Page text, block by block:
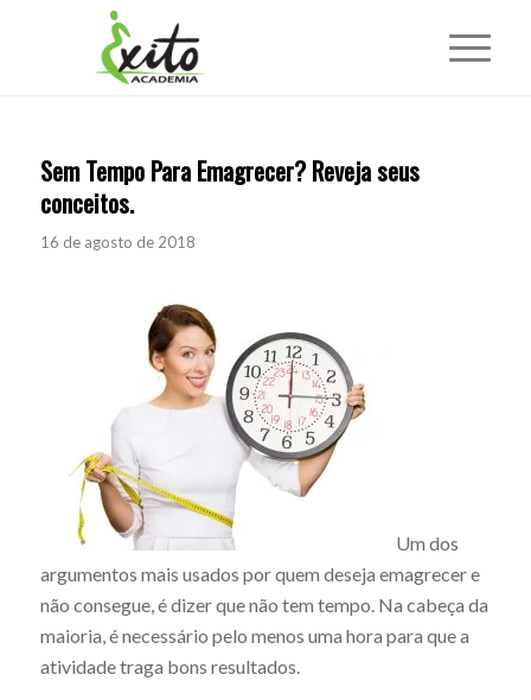
Sem Tempo Para Emagrecer? Reveja seus
conceitos.
16 de agosto de 2018
Um dos
argumentos mais usados por quem deseja emagrecer e
não consegue, é dizer que não tem tempo. Na cabeça da
maioria, é necessário pelo menos uma hora para que a
atividade traga bons resultados.